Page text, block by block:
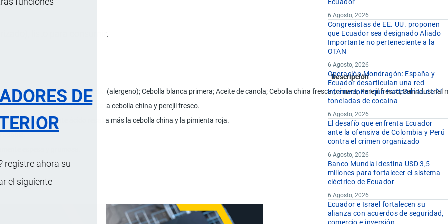
DE
registre ahora su
el siguiente
listo para consumir.
Descripción
Bulgur amarillo grano medio (alergeno); Cebolla blanca primera; Aceite de canola; Cebolla china fresca primera; Perejil fresco; Sal
partículas pequeñas verdes de la cebolla china y perejil fresco.
lentejas, ligeramente ácido resalta más la cebolla china y la pimienta roja.
Ecuador
6 Agosto, 2026
Congresistas de EE. UU. proponen
que Ecuador sea designado Aliado
Importante no perteneciente a la
OTAN
6 Agosto, 2026
Operación Mondragón: España y
Ecuador desarticulan una red
internacional que traficó más de 21
toneladas de cocaína
6 Agosto, 2026
El desafío que enfrenta Ecuador
ante la ofensiva de Colombia y Perú
contra el crimen organizado
6 Agosto, 2026
Banco Mundial destina USD 3,5
millones para fortalecer el sistema
eléctrico de Ecuador
6 Agosto, 2026
Ecuador e Israel fortalecen su
alianza con acuerdos de seguridad,